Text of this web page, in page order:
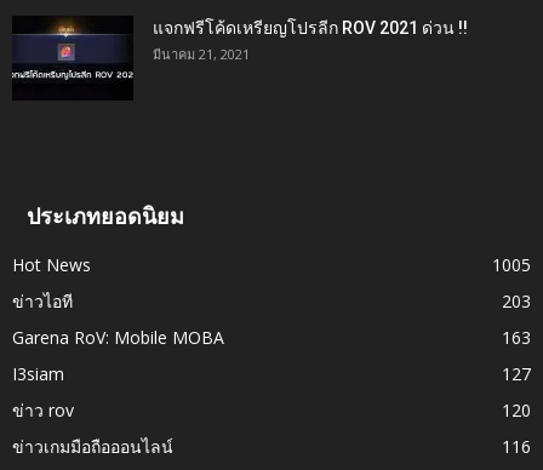
แจกฟรีโค้ดเหรียญโปรลีก ROV 2021 ด่วน !!
มีนาคม 21, 2021
ประเภทยอดนิยม
Hot News
1005
ข่าวไอที
203
Garena RoV: Mobile MOBA
163
I3siam
127
ข่าว rov
120
ข่าวเกมมือถือออนไลน์
116